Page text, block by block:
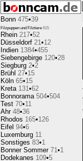
Bonn 475•39
Filzpuppen und Filztiere 615
Rhein 217•52
Düsseldorf 21•12
Indien 1384•455
Siebengebirge 120•28
Siegburg 2•2
Brühl 27•15
Köln 65•15
Kreta 131•62
Bonnorama 504•504
Test 70•11
Ahr 48•36
Rhodos 165•126
Eifel 94•6
Luxemburg 11
Sonstiges 83•1
Bonner Sommer 71•1
Dodekanes 109•5